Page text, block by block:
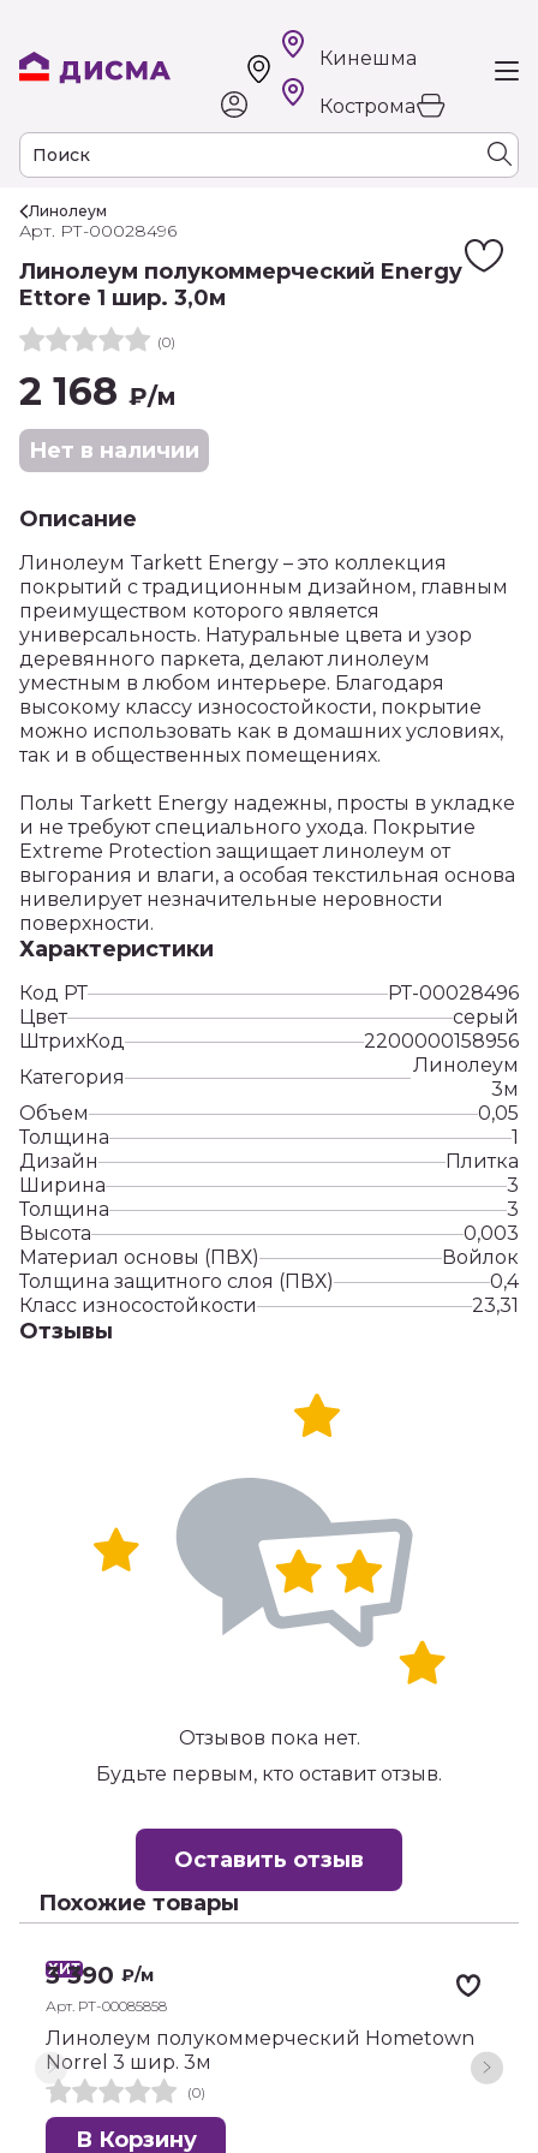
Кинешма
Кострома
Линолеум
Арт. РТ-00028496
Линолеум полукоммерческий Energy
Ettore 1 шир. 3,0м
(0)
2 168 ₽/м
Нет в наличии
Описание
Линолеум Tarkett Energy – это коллекция
покрытий с традиционным дизайном, главным
преимуществом которого является
универсальность. Натуральные цвета и узор
деревянного паркета, делают линолеум
уместным в любом интерьере. Благодаря
высокому классу износостойкости, покрытие
можно использовать как в домашних условиях,
так и в общественных помещениях.
Полы Tarkett Energy надежны, просты в укладке
и не требуют специального ухода. Покрытие
Extreme Protection защищает линолеум от
выгорания и влаги, а особая текстильная основа
нивелирует незначительные неровности
поверхности.
Характеристики
Код РТ
РТ-00028496
Цвет
серый
ШтрихКод
2200000158956
Категория
Линолеум
3м
Объем
0,05
Толщина
1
Дизайн
Плитка
Ширина
3
Толщина
3
Высота
0,003
Материал основы (ПВХ)
Войлок
Толщина защитного слоя (ПВХ)
0,4
Класс износостойкости
23,31
Отзывы
Отзывов пока нет.
Будьте первым, кто оставит отзыв.
Оставить отзыв
Похожие товары
ХИТ
3 390 ₽/м
Арт. РТ-00085858
Линолеум полукоммерческий Hometown
Norrel 3 шир. 3м
(0)
В Корзину